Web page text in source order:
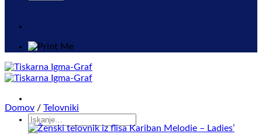
Išči:
Domov / Telovniki